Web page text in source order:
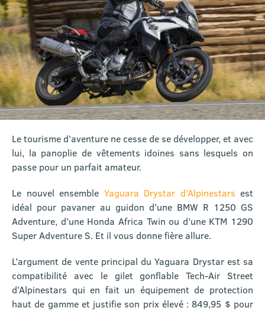
Le tourisme d’aventure ne cesse de se développer, et avec
lui, la panoplie de vêtements idoines sans lesquels on
passe pour un parfait amateur.
Le nouvel ensemble Yaguara Drystar d’Alpinestars est
idéal pour pavaner au guidon d’une BMW R 1250 GS
Adventure, d’une Honda Africa Twin ou d’une KTM 1290
Super Adventure S. Et il vous donne fière allure.
L’argument de vente principal du Yaguara Drystar est sa
compatibilité avec le gilet gonflable Tech-Air Street
d’Alpinestars qui en fait un équipement de protection
haut de gamme et justifie son prix élevé : 849,95 $ pour